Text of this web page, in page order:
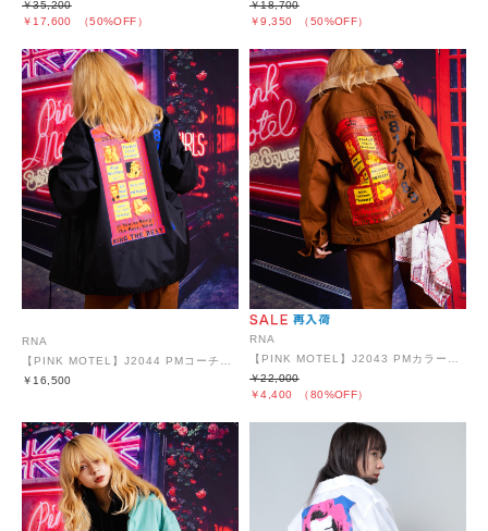
￥17,600 （50%OFF）
￥35,200
￥9,350 （50%OFF）
￥18,700
RNA
￥16,500
RNA
￥4,400 （80%OFF）
￥22,000